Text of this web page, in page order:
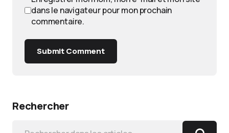
dans le navigateur pour mon prochain
commentaire.
Submit Comment
Rechercher